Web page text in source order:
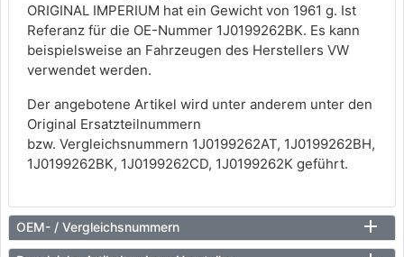
ORIGINAL IMPERIUM hat ein Gewicht von 1961 g. Ist
Referanz für die OE-Nummer 1J0199262BK. Es kann
beispielsweise an Fahrzeugen des Herstellers VW
verwendet werden.
Der angebotene Artikel wird unter anderem unter den
Original Ersatzteilnummern
bzw. Vergleichsnummern 1J0199262AT, 1J0199262BH,
1J0199262BK, 1J0199262CD, 1J0199262K geführt.
OEM- / Vergleichsnummern